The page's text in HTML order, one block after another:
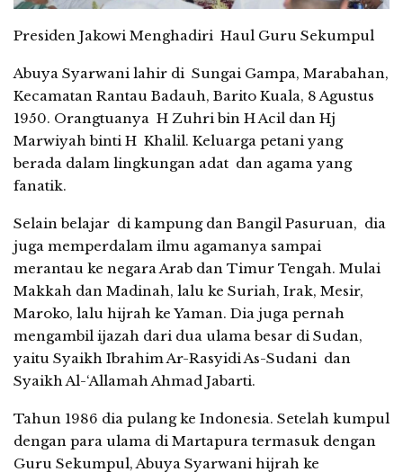
Presiden Jakowi Menghadiri Haul Guru Sekumpul
Abuya Syarwani lahir di Sungai Gampa, Marabahan,
Kecamatan Rantau Badauh, Barito Kuala, 8 Agustus
1950. Orangtuanya H Zuhri bin H Acil dan Hj
Marwiyah binti H Khalil. Keluarga petani yang
berada dalam lingkungan adat dan agama yang
fanatik.
Selain belajar di kampung dan Bangil Pasuruan, dia
juga memperdalam ilmu agamanya sampai
merantau ke negara Arab dan Timur Tengah. Mulai
Makkah dan Madinah, lalu ke Suriah, Irak, Mesir,
Maroko, lalu hijrah ke Yaman. Dia juga pernah
mengambil ijazah dari dua ulama besar di Sudan,
yaitu Syaikh Ibrahim Ar-Rasyidi As-Sudani dan
Syaikh Al-‘Allamah Ahmad Jabarti.
Tahun 1986 dia pulang ke Indonesia. Setelah kumpul
dengan para ulama di Martapura termasuk dengan
Guru Sekumpul, Abuya Syarwani hijrah ke